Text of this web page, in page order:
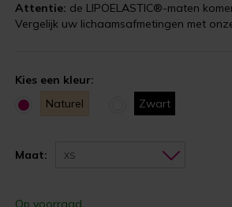
Attentie: de LIPOELASTIC®-maten
Vergelijk uw lichaamsafmetingen met
Kies een kleur:
Naturel
Zwart
Maat: XS
Op voorraad